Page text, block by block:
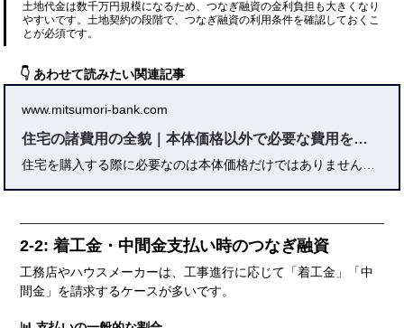
土地代金は数千万円規模になるため、つなぎ融資の金利負担も大きくなり
やすいです。土地契約の段階で、つなぎ融資の利用条件を確認しておくこ
とが必須です。
👇 あわせて読みたい関連記事
www.mitsumori-bank.com
住宅の諸費用の全貌｜本体価格以外で必要な費用を徹底解説
2-2: 着工金・中間金支払い時のつなぎ融資
工務店やハウスメーカーは、工事進行に応じて「着工金」「中
間金」を請求するケースが多いです。